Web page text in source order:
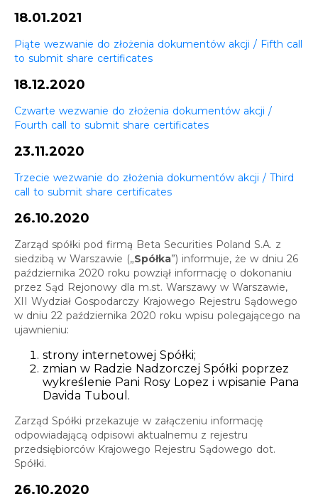
18.01.2021
Piąte wezwanie do złożenia dokumentów akcji / Fifth call
to submit share certificates
18.12.2020
Czwarte wezwanie do złożenia dokumentów akcji /
Fourth call to submit share certificates
23.11.2020
Trzecie wezwanie do złożenia dokumentów akcji / Third
call to submit share certificates
26.10.2020
Zarząd spółki pod firmą Beta Securities Poland S.A. z
siedzibą w Warszawie („Spółka”) informuje, że w dniu 26
października 2020 roku powziął informację o dokonaniu
przez Sąd Rejonowy dla m.st. Warszawy w Warszawie,
XII Wydział Gospodarczy Krajowego Rejestru Sądowego
w dniu 22 października 2020 roku wpisu polegającego na
ujawnieniu:
strony internetowej Spółki;
zmian w Radzie Nadzorczej Spółki poprzez
wykreślenie Pani Rosy Lopez i wpisanie Pana
Davida Tuboul.
Zarząd Spółki przekazuje w załączeniu informację
odpowiadającą odpisowi aktualnemu z rejestru
przedsiębiorców Krajowego Rejestru Sądowego dot.
Spółki.
26.10.2020